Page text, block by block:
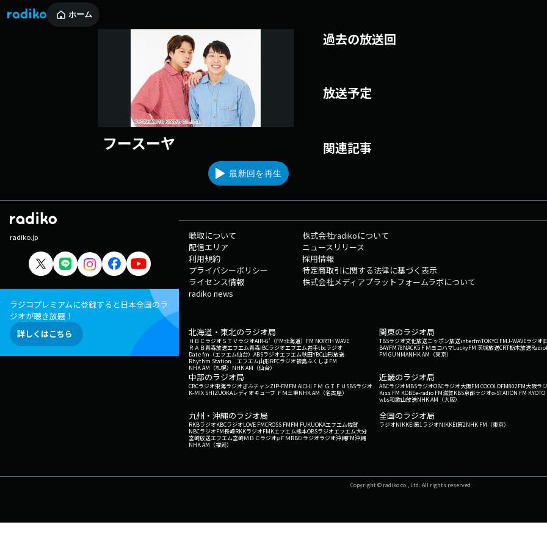
ホーム
フースーヤ
最新回を再生
過去の放送回
放送予定
関連記事
radiko.jp
ラジコプレミアムに登録すると日本全国のラ
ジオが聴き放題！
詳しくはこちら
聴取について
配信エリア
利用規約
プライバシーポリシー
ライセンス情報
radiko news
株式会社radikoについて
ニュースリリース
採用情報
特定商取引に関する法律に基づく表示
株式会社メディアプラットフォームラボについて
北海道・東北のラジオ局
ＨＢＣラジオＳＴＶラジオAIR-G'（FM北海道） FM NORTH WAVE
ＲＡＢ青森放送エフエム青森IBCラジオエフエム岩手tbcラジオ
Date fm（エフエム仙台） ABSラジオエフエム秋田YBC山形放送
Rhythm Station エフエム山形RFCラジオ福島ふくしまFM
NHK AM（札幌） NHK AM（仙台）
関東のラジオ局
TBSラジオ文化放送ニッポン放送interfmTOKYO FMJ-WAVEラジオ
BAYFM78NACK5 ＦＭヨコハマLuckyFM 茨城放送CRT栃木放送
FM GUNMANHK AM（東京）
中部のラジオ局
CBCラジオ東海ラジオぎふチャンZIP-FMFM AICHI ＦＭ ＧＩＦＵ SBSラジオ
K-MIX SHIZUOKAレディオキューブ ＦＭ三重NHK AM（名古屋）
近畿のラジオ局
ABCラジオMBSラジオOBCラジオ大阪FM COCOLOFM802FM大阪ラ
Kiss FM KOBEe-radio FM滋賀KBS京都ラジオα-STATION FM KYOTO
wbs和歌山放送NHK AM（大阪）
九州・沖縄のラジオ局
RKBラジオKBCラジオLOVE FMCROSS FMFM FUKUOKAエフエム佐賀
NBCラジオFM長崎RKKラジオFMKエフエム熊本OBSラジオエフエム大分
宮崎放送エフエム宮崎ＭＢＣラジオμＦＭRBCiラジオラジオ沖縄FM沖縄
NHK AM（福岡）
全国のラジオ局
ラジオNIKKEI第1ラジオNIKKEI第2NHK FM（東京）
Copyright © radiko co., Ltd. All rights reserved